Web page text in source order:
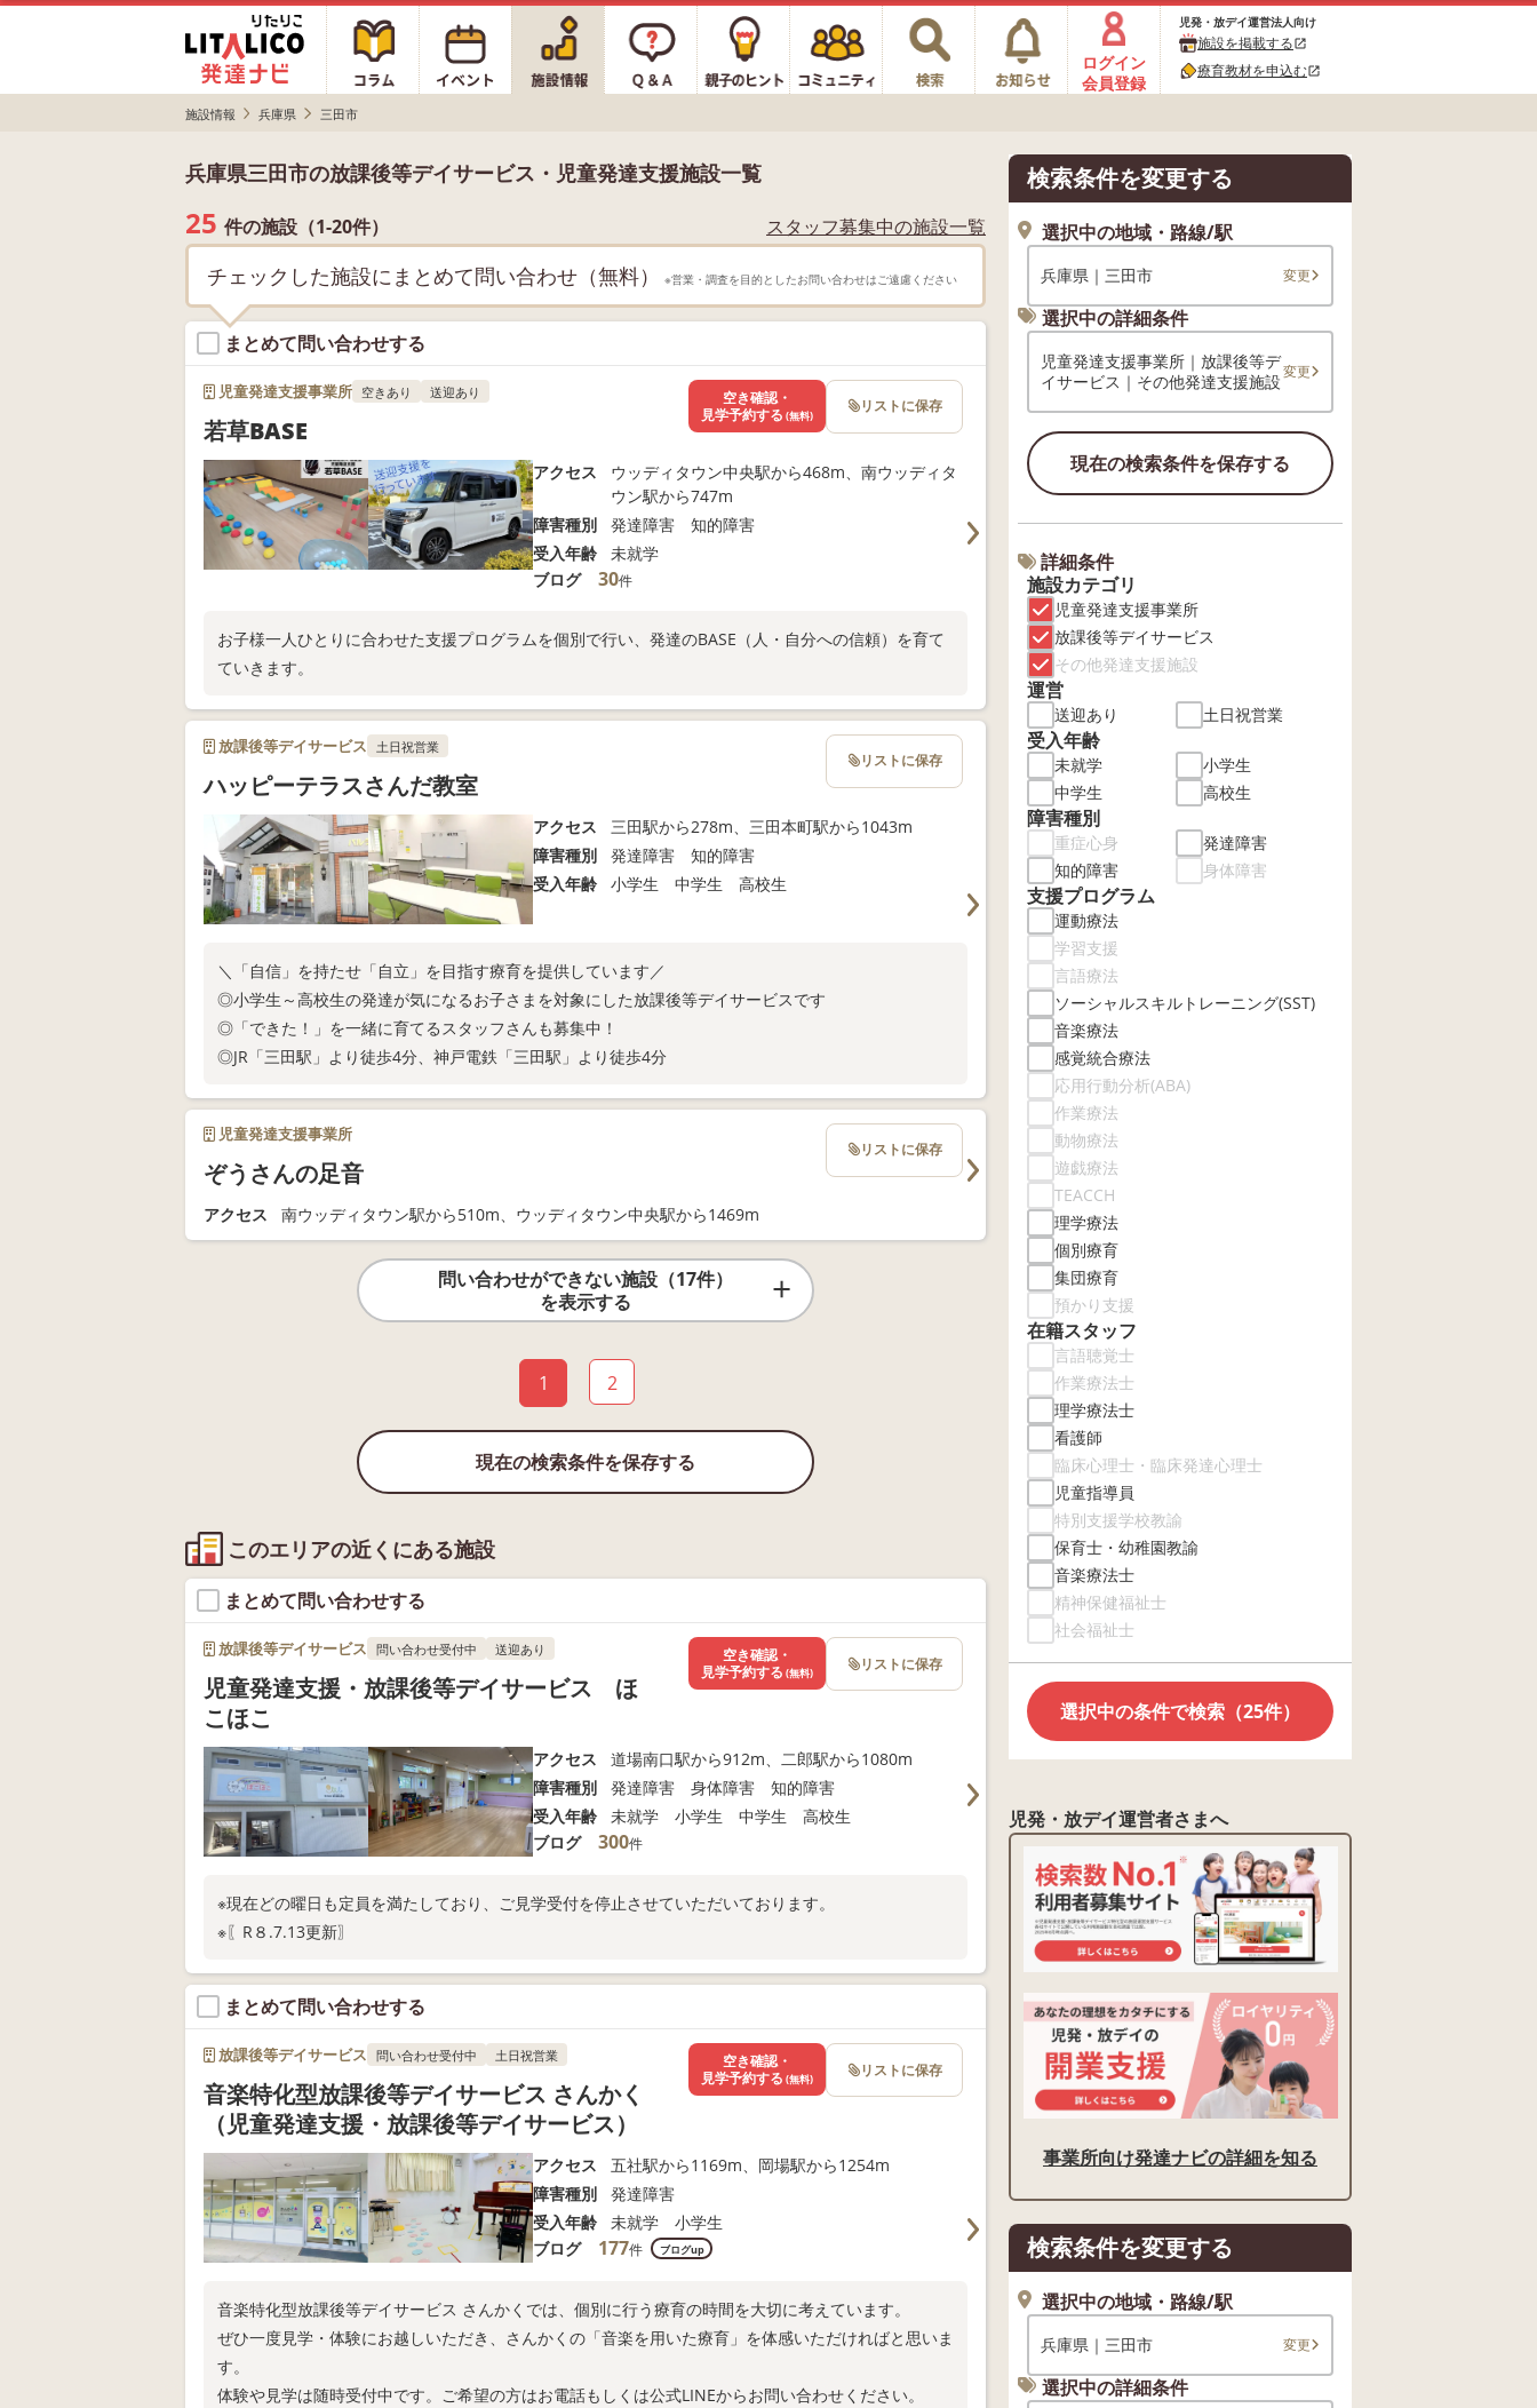
ログイン
会員登録
児発・放デイ運営法人向け
施設を掲載するopen_in_new
療育教材を申込むopen_in_new
施設情報 兵庫県 三田市
兵庫県三田市の放課後等デイサービス・児童発達支援施設一覧
25 件の施設（1-20件） スタッフ募集中の施設一覧
チェックした施設にまとめて問い合わせ（無料） ※営業・調査を目的としたお問い合わせはご遠慮ください
まとめて問い合わせする
児童発達支援事業所 空きあり 送迎あり
若草BASE
アクセス
ウッディタウン中央駅から468m、南ウッディタ
ウン駅から747m
障害種別
発達障害 知的障害
受入年齢
未就学
ブログ
30件
お子様一人ひとりに合わせた支援プログラムを個別で行い、発達のBASE（人・自分への信頼）を育て
ていきます。
空き確認・
見学予約する (無料) リストに保存
放課後等デイサービス 土日祝営業
ハッピーテラスさんだ教室
アクセス
三田駅から278m、三田本町駅から1043m
障害種別
発達障害 知的障害
受入年齢
小学生 中学生 高校生
＼「自信」を持たせ「自立」を目指す療育を提供しています／
◎小学生～高校生の発達が気になるお子さまを対象にした放課後等デイサービスです
◎「できた！」を一緒に育てるスタッフさんも募集中！
◎JR「三田駅」より徒歩4分、神戸電鉄「三田駅」より徒歩4分
リストに保存
児童発達支援事業所
ぞうさんの足音
アクセス 南ウッディタウン駅から510m、ウッディタウン中央駅から1469m
リストに保存
問い合わせができない施設（17件）
を表示する
1 2
現在の検索条件を保存する
このエリアの近くにある施設
まとめて問い合わせする
放課後等デイサービス 問い合わせ受付中 送迎あり
児童発達支援・放課後等デイサービス ほ
こほこ
アクセス
道場南口駅から912m、二郎駅から1080m
障害種別
発達障害 身体障害 知的障害
受入年齢
未就学 小学生 中学生 高校生
ブログ
300件
※現在どの曜日も定員を満たしており、ご見学受付を停止させていただいております。
※〖R８.7.13更新〗
空き確認・
見学予約する (無料) リストに保存
まとめて問い合わせする
放課後等デイサービス 問い合わせ受付中 土日祝営業
音楽特化型放課後等デイサービス さんかく
（児童発達支援・放課後等デイサービス）
アクセス
五社駅から1169m、岡場駅から1254m
障害種別
発達障害
受入年齢
未就学 小学生
ブログ
177件 ブログup
音楽特化型放課後等デイサービス さんかくでは、個別に行う療育の時間を大切に考えています。
ぜひ一度見学・体験にお越しいただき、さんかくの「音楽を用いた療育」を体感いただければと思いま
す。
体験や見学は随時受付中です。ご希望の方はお電話もしくは公式LINEからお問い合わせください。
空き確認・
見学予約する (無料) リストに保存
検索条件を変更する
選択中の地域・路線/駅
兵庫県｜三田市 変更
選択中の詳細条件
児童発達支援事業所｜放課後等デ
イサービス｜その他発達支援施設変更
現在の検索条件を保存する
詳細条件
施設カテゴリ
児童発達支援事業所
放課後等デイサービス
その他発達支援施設
運営
送迎あり 土日祝営業
受入年齢
未就学
小学生
中学生
高校生
障害種別
重症心身
発達障害
知的障害
身体障害
支援プログラム
運動療法
学習支援
言語療法
ソーシャルスキルトレーニング(SST)
音楽療法
感覚統合療法
応用行動分析(ABA)
作業療法
動物療法
遊戯療法
TEACCH
理学療法
個別療育
集団療育
預かり支援
在籍スタッフ
言語聴覚士
作業療法士
理学療法士
看護師
臨床心理士・臨床発達心理士
児童指導員
特別支援学校教諭
保育士・幼稚園教諭
音楽療法士
精神保健福祉士
社会福祉士
選択中の条件で検索（25件）
児発・放デイ運営者さまへ
事業所向け発達ナビの詳細を知る
検索条件を変更する
選択中の地域・路線/駅
兵庫県｜三田市 変更
選択中の詳細条件